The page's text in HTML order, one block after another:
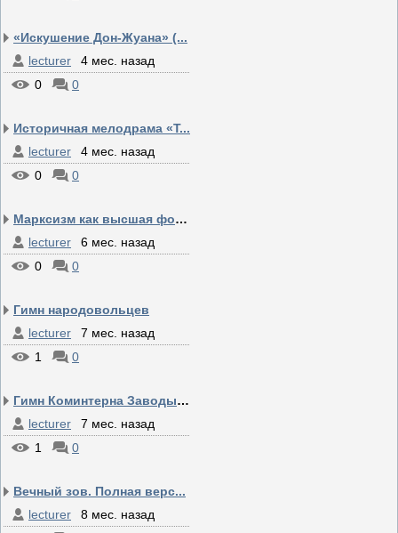
«Искушение Дон-Жуана» (...
lecturer
4 мес. назад
0
0
Историчная мелодрама «Т...
lecturer
4 мес. назад
0
0
Марксизм как высшая фор...
lecturer
6 мес. назад
0
0
Гимн народовольцев
lecturer
7 мес. назад
1
0
Гимн Коминтерна Заводы,...
lecturer
7 мес. назад
1
0
Вечный зов. Полная верс...
lecturer
8 мес. назад